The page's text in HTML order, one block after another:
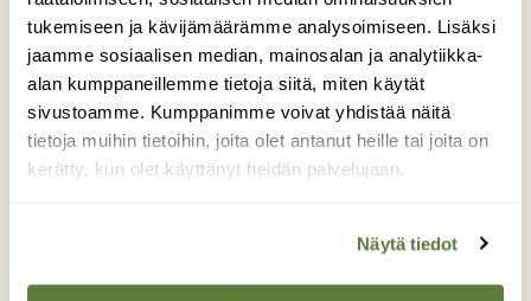
tukemiseen ja kävijämäärämme analysoimiseen. Lisäksi
jaamme sosiaalisen median, mainosalan ja analytiikka-
alan kumppaneillemme tietoja siitä, miten käytät
sivustoamme. Kumppanimme voivat yhdistää näitä
tietoja muihin tietoihin, joita olet antanut heille tai joita on
kerätty, kun olet käyttänyt heidän palvelujaan.
Näytä tiedot
Joutsenen
iltakaste
Lahden satamassa ja Pikku-Vesijärvellä,